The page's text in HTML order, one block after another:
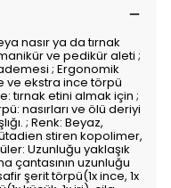
nasır ya da tırnak
ve pedikür aleti ;
; Ergonomik
ve ekstra ince törpü
tırnak etini almak için ;
nasırları ve ölü deriyi
; Renk: Beyaz,
stiren kopolimer,
Uzunluğu yaklaşık
çantasının uzunluğu
şerit törpü(1x ince, 1x